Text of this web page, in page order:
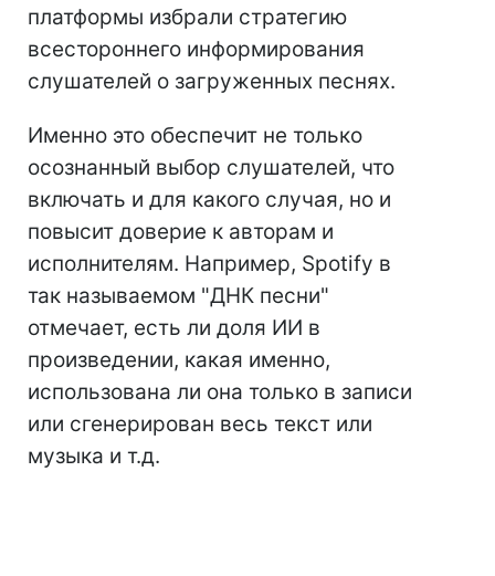
платформы избрали стратегию
всестороннего информирования
слушателей о загруженных песнях.
Именно это обеспечит не только
осознанный выбор слушателей, что
включать и для какого случая, но и
повысит доверие к авторам и
исполнителям. Например, Spotify в
так называемом "ДНК песни"
отмечает, есть ли доля ИИ в
произведении, какая именно,
использована ли она только в записи
или сгенерирован весь текст или
музыка и т.д.